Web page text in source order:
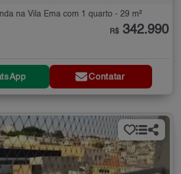
na Vila Ema com 1 quarto - 29 m²
R$ 342.990
Contatar